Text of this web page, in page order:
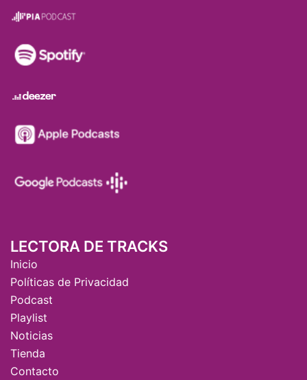
LECTORA DE TRACKS
Inicio
Políticas de Privacidad
Podcast
Playlist
Noticias
Tienda
Contacto